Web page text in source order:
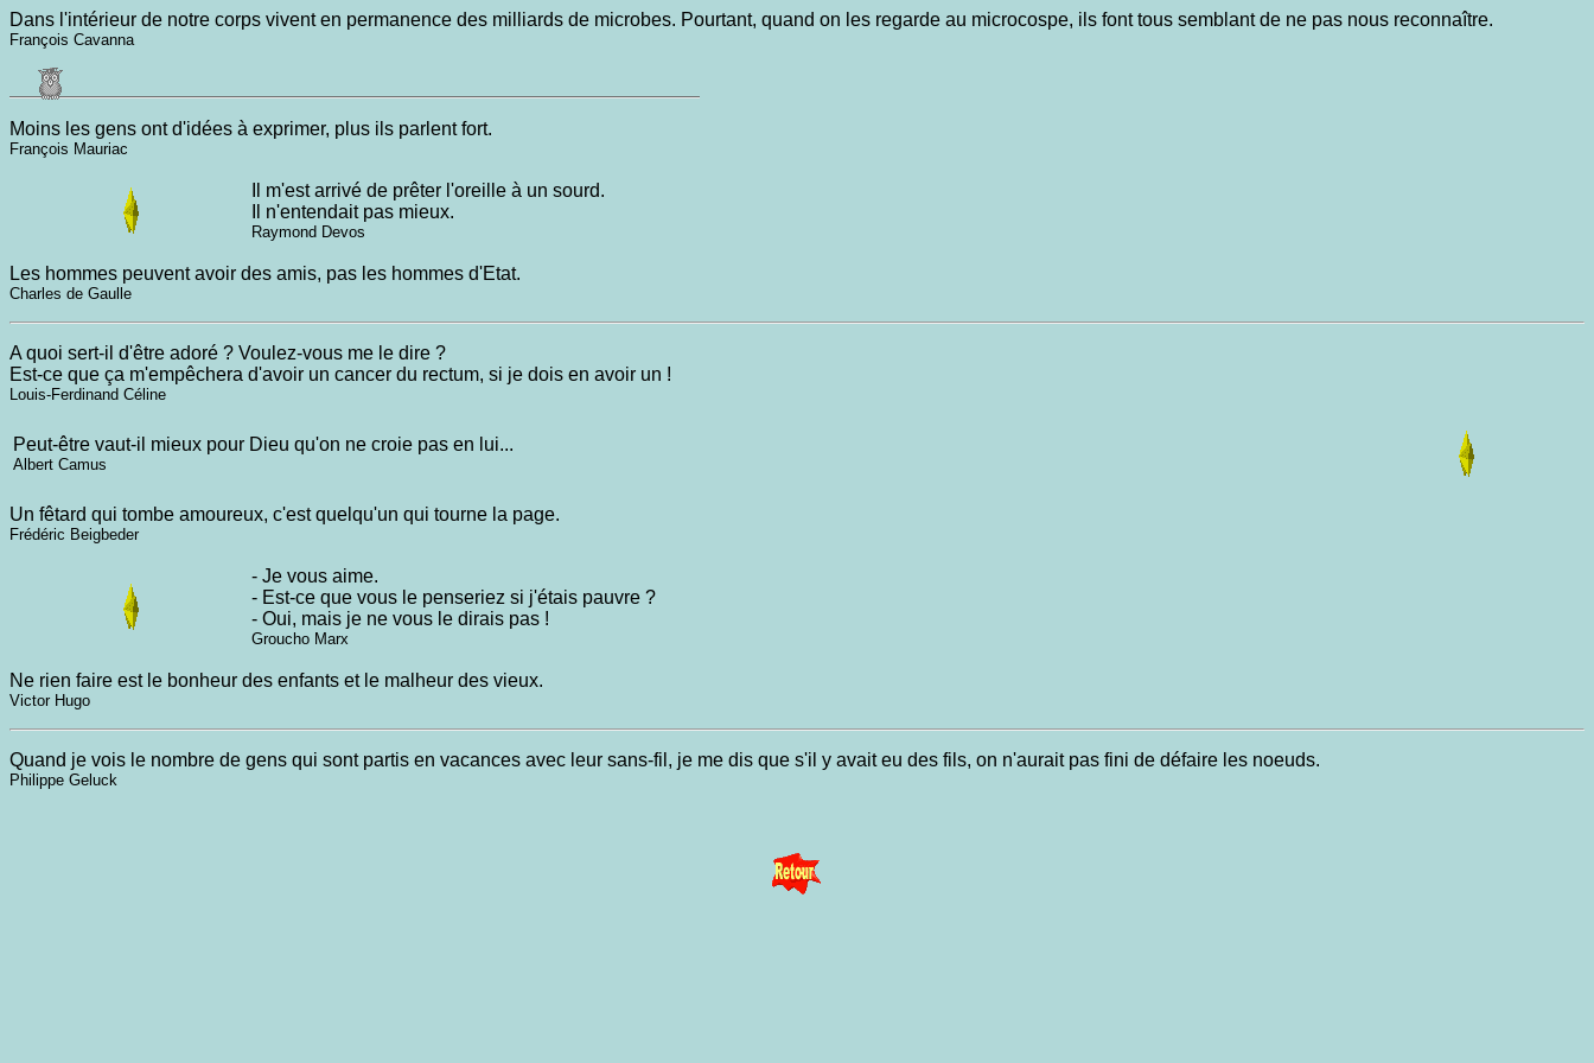
Dans l'intérieur de notre corps vivent en permanence des milliards de microbes. Pourtant, quand on les regarde au microcospe, ils font tous semblant de ne pas nous reconnaître.
François Cavanna
Moins les gens ont d'idées à exprimer, plus ils parlent fort.
François Mauriac
Il m'est arrivé de prêter l'oreille à un sourd.
Il n'entendait pas mieux.
Raymond Devos
Les hommes peuvent avoir des amis, pas les hommes d'Etat.
Charles de Gaulle
A quoi sert-il d'être adoré ? Voulez-vous me le dire ?
Est-ce que ça m'empêchera d'avoir un cancer du rectum, si je dois en avoir un !
Louis-Ferdinand Céline
Peut-être vaut-il mieux pour Dieu qu'on ne croie pas en lui...
Albert Camus
Un fêtard qui tombe amoureux, c'est quelqu'un qui tourne la page.
Frédéric Beigbeder
- Je vous aime.
- Est-ce que vous le penseriez si j'étais pauvre ?
- Oui, mais je ne vous le dirais pas !
Groucho Marx
Ne rien faire est le bonheur des enfants et le malheur des vieux.
Victor Hugo
Quand je vois le nombre de gens qui sont partis en vacances avec leur sans-fil, je me dis que s'il y avait eu des fils, on n'aurait pas fini de défaire les noeuds.
Philippe Geluck